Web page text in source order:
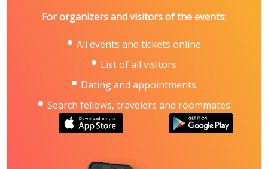
For organizers and visitors of the events:
All events and tickets online
List of all visitors
Dating and appointments
Search fellows, travelers and roommates